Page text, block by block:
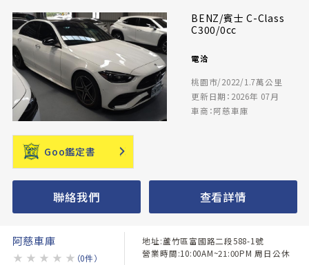
BENZ/賓士 C-Class
C300/0cc
電洽
桃園市/2022/1.7萬公里
更新日期：2026年 07月
車商：阿慈車庫
Goo鑑定書
聯絡我們 查看詳情
阿慈車庫
★ ★ ★ ★ ★ （0件）
地址:蘆竹區富國路二段588-1號
營業時間:10:00AM~21:00PM 周日公休